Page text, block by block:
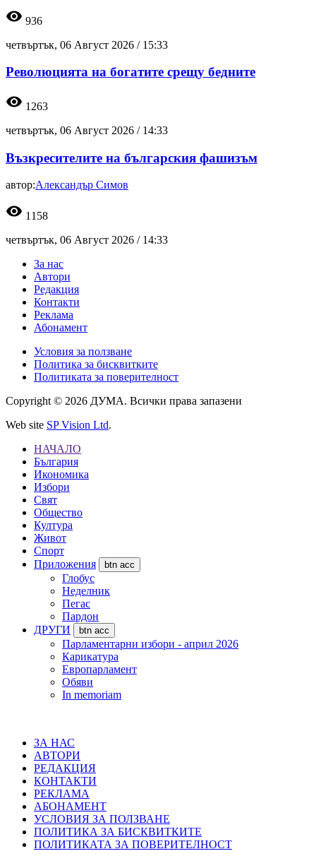
visibility 936
четвъртък, 06 Август 2026 / 15:33
Революцията на богатите срещу бедните
visibility 1263
четвъртък, 06 Август 2026 / 14:33
Възкресителите на българския фашизъм
автор:Александър Симов
visibility 1158
четвъртък, 06 Август 2026 / 14:33
За нас
Автори
Редакция
Контакти
Реклама
Абонамент
Условия за ползване
Политика за бисквитките
Политиката за поверителност
Copyright © 2026 ДУМА. Всички права запазени
Web site SP Vision Ltd.
НАЧАЛО
България
Икономика
Избори
Свят
Общество
Култура
Живот
Спорт
Приложения
btn acc
Глобус
Неделник
Пегас
Пардон
ДРУГИ
btn acc
Парламентарни избори - април 2026
Карикатура
Европарламент
Обяви
In memoriam
ЗА НАС
АВТОРИ
РЕДАКЦИЯ
КОНТАКТИ
РЕКЛАМА
АБОНАМЕНТ
УСЛОВИЯ ЗА ПОЛЗВАНЕ
ПОЛИТИКА ЗА БИСКВИТКИТЕ
ПОЛИТИКАТА ЗА ПОВЕРИТЕЛНОСТ